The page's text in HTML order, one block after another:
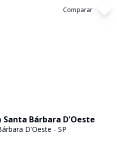
Comparar
Santa Bárbara D'Oeste
D'Oeste - SP